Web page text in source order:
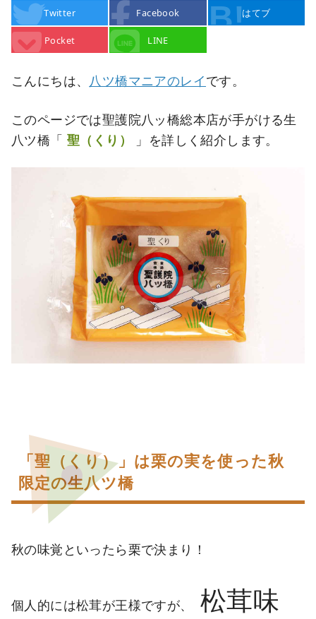
Twitter Facebook はてブ
Pocket LINE
こんにちは、 八ツ橋マニアのレイです。
このページでは聖護院八ッ橋総本店が手がける生
八ツ橋「 聖（くり） 」を詳しく紹介します。
「聖（くり）」は栗の実を使った秋
限定の生八ツ橋
秋の味覚といったら栗で決まり！
個人的には松茸が王様ですが、
松茸味